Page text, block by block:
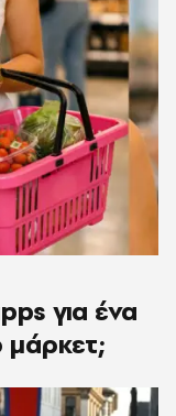
για ένα
μάρκετ;